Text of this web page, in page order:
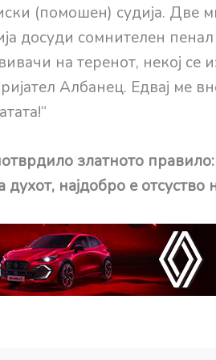
(помошен) судија. Две
досуди сомнителен
на теренот, некој се
Албанец. Едвај ме
златното
духот, најдобро е отсуство